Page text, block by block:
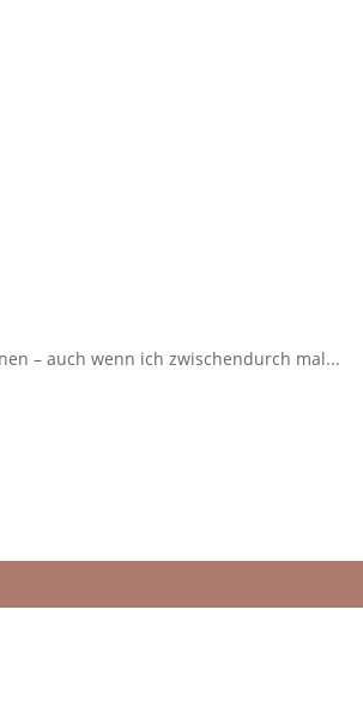
– auch wenn ich zwischendurch mal...